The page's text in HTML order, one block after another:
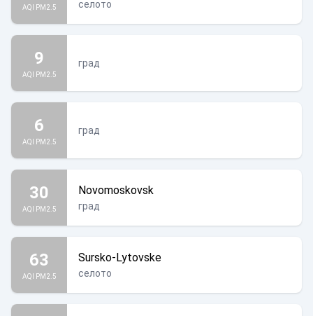
AQI PM2.5 селото
9
AQI PM2.5
град
6
AQI PM2.5
град
30
AQI PM2.5
Novomoskovsk
град
63
AQI PM2.5
Sursko-Lytovske
селото